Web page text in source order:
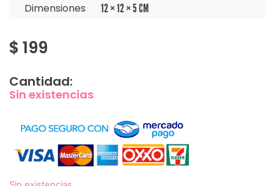
Dimensiones 12 × 12 × 5 CM
$ 199
Cantidad:
Sin existencias